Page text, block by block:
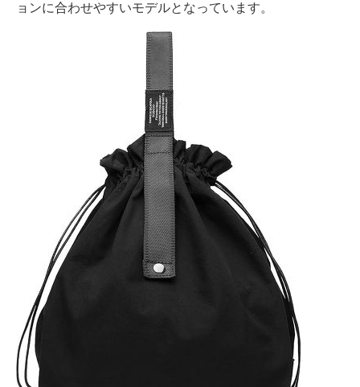
ョンに合わせやすいモデルとなっています。